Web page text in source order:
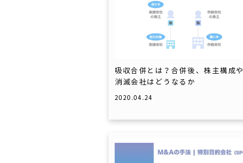
吸収合併とは？合併後、株主構成や
消滅会社はどうなるか
2020.04.24